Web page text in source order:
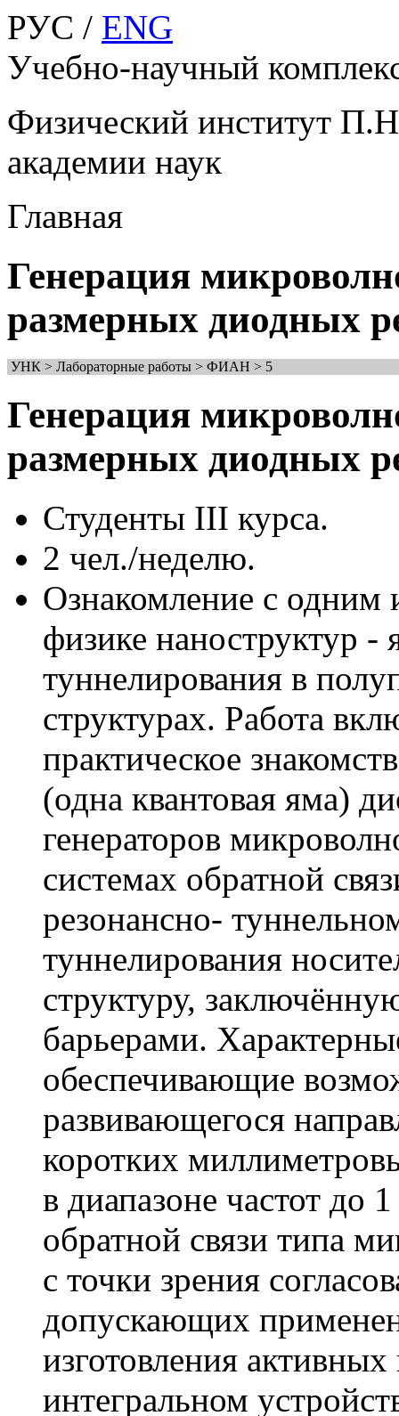
РУС / ENG
Учебно-научный
Физический институт
академии наук
Главная
Генерация
размерных диодных
УНК > Лабораторные работы > ФИАН > 5
Генерация
размерных диодных
Студенты III курса.
2 чел./неделю.
Ознакомление с одним
физике наноструктур -
туннелирования в
структурах. Работа
практическое
(одна квантовая яма)
генераторов
системах обратной
резонансно-
туннелирования
структуру,
барьерами.
обеспечивающие
развивающегося
коротких
в диапазоне частот до
обратной связи типа
с точки зрения
допускающих
изготовления
интегральном